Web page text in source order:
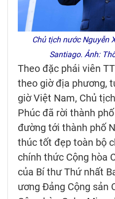
Chủ tịch nước Nguyễn
Santiago. Ảnh:
Theo đặc phái viên
theo giờ địa phương,
giờ Việt Nam, Chủ
Phúc đã rời thành
đường tới thành phố
thúc tốt đẹp toàn bộ
chính thức Cộng hòa
của Bí thư Thứ nhất
ương Đảng Cộng sản